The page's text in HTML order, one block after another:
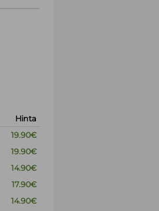
Hinta
19.90€
19.90€
14.90€
17.90€
14.90€